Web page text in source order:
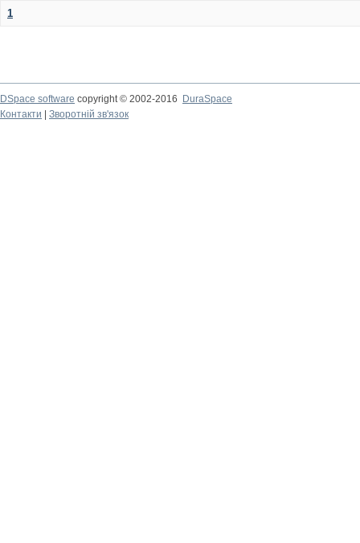
1
DSpace software copyright © 2002-2016
DuraSpace
Контакти
Зворотній зв'язок